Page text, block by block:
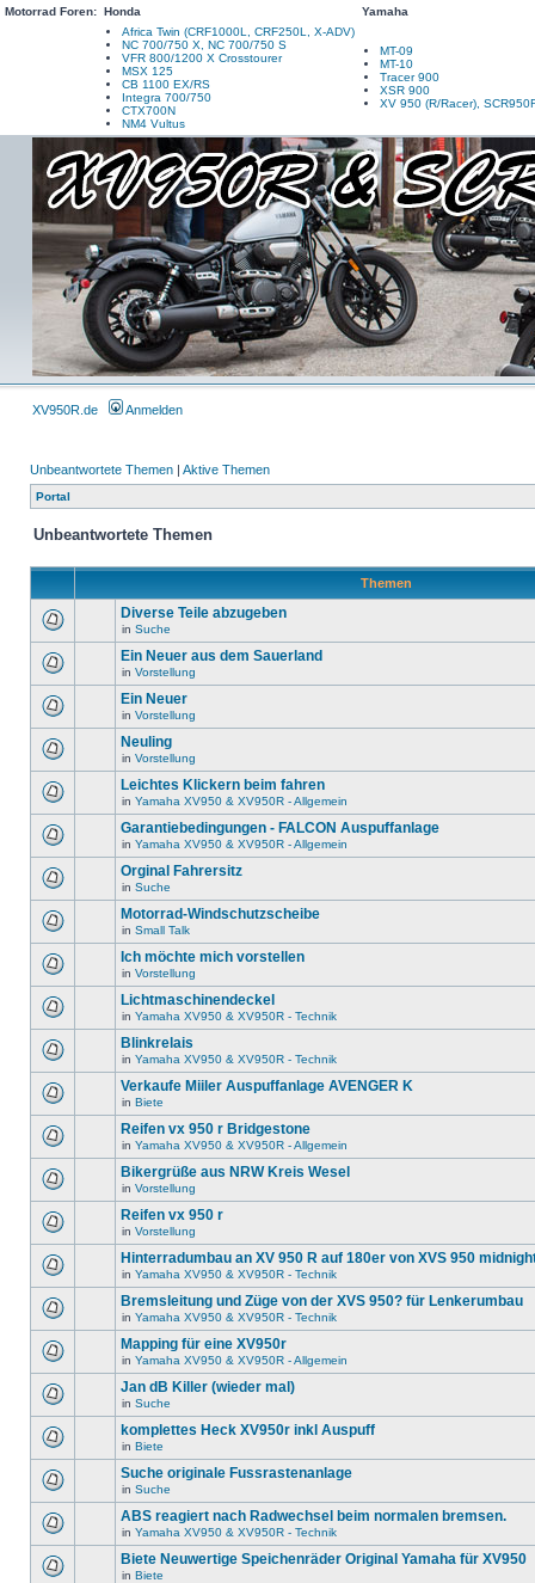
Motorrad Foren: Honda
Yamaha
Africa Twin (CRF1000L, CRF250L, X-ADV)
NC 700/750 X, NC 700/750 S
VFR 800/1200 X Crosstourer
MSX 125
CB 1100 EX/RS
Integra 700/750
CTX700N
NM4 Vultus
MT-09
MT-10
Tracer 900
XSR 900
XV 950 (R/Racer),
XV950R.de Anmelden
Unbeantwortete Themen | Aktive Themen
Portal
Unbeantwortete Themen
Themen
Diverse Teile abzugeben
in Suche
Ein Neuer aus dem Sauerland
in Vorstellung
Ein Neuer
in Vorstellung
Neuling
in Vorstellung
Leichtes Klickern beim fahren
in Yamaha XV950 & XV950R - Allgemein
Garantiebedingungen - FALCON Auspuffanlage
in Yamaha XV950 & XV950R - Allgemein
Orginal Fahrersitz
in Suche
Motorrad-Windschutzscheibe
in Small Talk
Ich möchte mich vorstellen
in Vorstellung
Lichtmaschinendeckel
in Yamaha XV950 & XV950R - Technik
Blinkrelais
in Yamaha XV950 & XV950R - Technik
Verkaufe Miiler Auspuffanlage AVENGER K
in Biete
Reifen vx 950 r Bridgestone
in Yamaha XV950 & XV950R - Allgemein
Bikergrüße aus NRW Kreis Wesel
in Vorstellung
Reifen vx 950 r
in Vorstellung
Hinterradumbau an XV 950 R auf 180er von XVS 950
in Yamaha XV950 & XV950R - Technik
Bremsleitung und Züge von der XVS 950? für Lenkerumbau
in Yamaha XV950 & XV950R - Technik
Mapping für eine XV950r
in Yamaha XV950 & XV950R - Allgemein
Jan dB Killer (wieder mal)
in Suche
komplettes Heck XV950r inkl Auspuff
in Biete
Suche originale Fussrastenanlage
in Suche
ABS reagiert nach Radwechsel beim normalen bremsen.
in Yamaha XV950 & XV950R - Technik
Biete Neuwertige Speichenräder Original Yamaha für XV950
in Biete